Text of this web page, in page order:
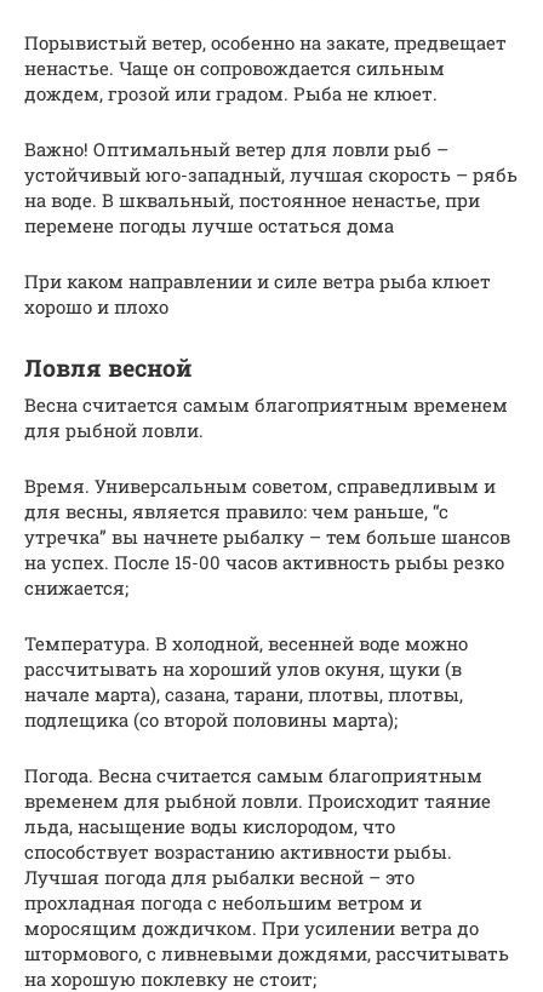
Порывистый ветер, особенно на закате, предвещает
ненастье. Чаще он сопровождается сильным
дождем, грозой или градом. Рыба не клюет.
Важно! Оптимальный ветер для ловли рыб –
устойчивый юго-западный, лучшая скорость – рябь
на воде. В шквальный, постоянное ненастье, при
перемене погоды лучше остаться дома
При каком направлении и силе ветра рыба клюет
хорошо и плохо
Ловля весной
Весна считается самым благоприятным временем
для рыбной ловли.
Время. Универсальным советом, справедливым и
для весны, является правило: чем раньше, “с
утречка” вы начнете рыбалку – тем больше шансов
на успех. После 15-00 часов активность рыбы резко
снижается;
Температура. В холодной, весенней воде можно
рассчитывать на хороший улов окуня, щуки (в
начале марта), сазана, тарани, плотвы, плотвы,
подлещика (со второй половины марта);
Погода. Весна считается самым благоприятным
временем для рыбной ловли. Происходит таяние
льда, насыщение воды кислородом, что
способствует возрастанию активности рыбы.
Лучшая погода для рыбалки весной – это
прохладная погода с небольшим ветром и
моросящим дождичком. При усилении ветра до
штормового, с ливневыми дождями, рассчитывать
на хорошую поклевку не стоит;